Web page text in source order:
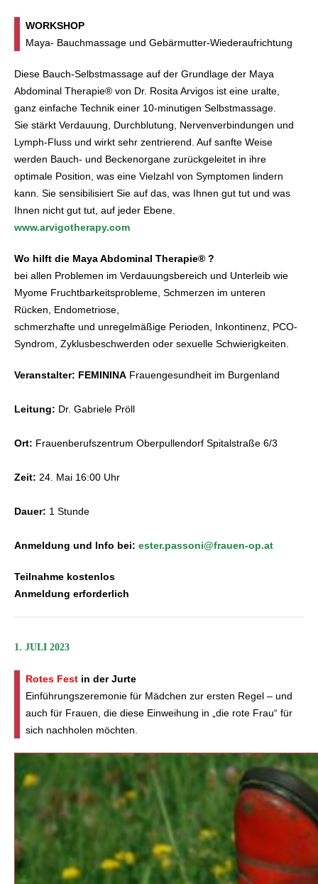
WORKSHOP
Maya- Bauchmassage und Gebärmutter-Wiederaufrichtung
Diese Bauch-Selbstmassage auf der Grundlage der Maya
Abdominal Therapie® von Dr. Rosita Arvigos ist eine uralte,
ganz einfache Technik einer 10-minutigen Selbstmassage.
Sie stärkt Verdauung, Durchblutung, Nervenverbindungen und
Lymph-Fluss und wirkt sehr zentrierend. Auf sanfte Weise
werden Bauch- und Beckenorgane zurückgeleitet in ihre
optimale Position, was eine Vielzahl von Symptomen lindern
kann. Sie sensibilisiert Sie auf das, was Ihnen gut tut und was
Ihnen nicht gut tut, auf jeder Ebene.
www.arvigotherapy.com
Wo hilft die Maya Abdominal Therapie® ?
bei allen Problemen im Verdauungsbereich und Unterleib wie
Myome Fruchtbarkeitsprobleme, Schmerzen im unteren
Rücken, Endometriose,
schmerzhafte und unregelmäßige Perioden, Inkontinenz, PCO-
Syndrom, Zyklusbeschwerden oder sexuelle Schwierigkeiten.
Veranstalter: FEMININA Frauengesundheit im Burgenland
Leitung: Dr. Gabriele Pröll
Ort: Frauenberufszentrum Oberpullendorf Spitalstraße 6/3
Zeit: 24. Mai 16:00 Uhr
Dauer: 1 Stunde
Anmeldung und Info bei: ester.passoni@frauen-op.at
Teilnahme kostenlos
Anmeldung erforderlich
1. JULI 2023
Rotes Fest in der Jurte
Einführungszeremonie für Mädchen zur ersten Regel – und
auch für Frauen, die diese Einweihung in „die rote Frau“ für
sich nachholen möchten.